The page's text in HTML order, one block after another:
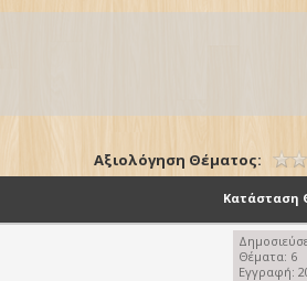
Αξιολόγηση Θέματος:
Κατάσταση
Θέματα: 6
Εγγραφή: